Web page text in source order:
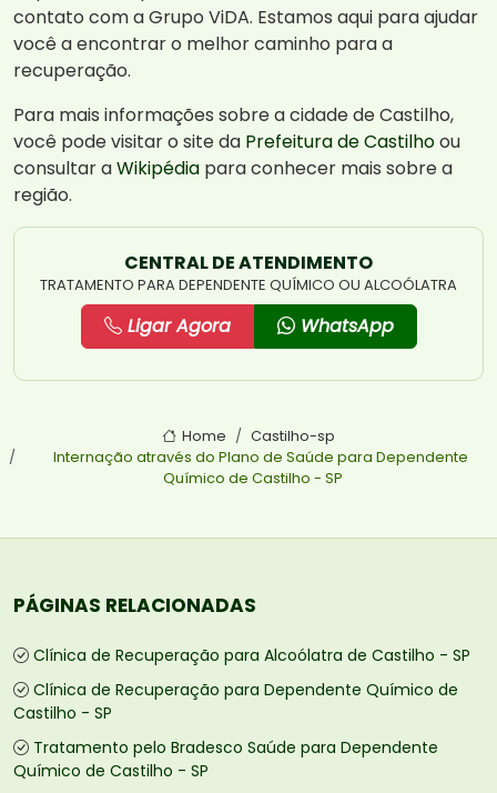
contato com a Grupo ViDA. Estamos aqui para ajudar
você a encontrar o melhor caminho para a
recuperação.
Para mais informações sobre a cidade de Castilho,
você pode visitar o site da Prefeitura de Castilhoou
consultar aWikipédia para conhecer mais sobre a
região.
CENTRAL DE ATENDIMENTO
TRATAMENTO PARA DEPENDENTE QUÍMICO OU ALCOÓLATRA
Ligar Agora WhatsApp
Home
Castilho-sp
Internação através do Plano de Saúde para Dependente
Químico de Castilho - SP
PÁGINAS RELACIONADAS
Clínica de Recuperação para Alcoólatra de Castilho - SP
Clínica de Recuperação para Dependente Químico de
Castilho - SP
Tratamento pelo Bradesco Saúde para Dependente
Químico de Castilho - SP